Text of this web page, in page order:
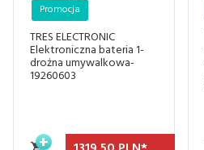
TRES ELECTRONIC
Elektroniczna bateria 1-
drożna umywalkowa-
19260603
Promocja